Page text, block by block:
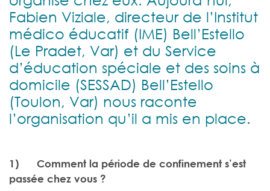
Fabien Viziale, directeur de l’Institut
médico éducatif (IME) Bell’Estello
(Le Pradet, Var) et du Service
d’éducation spéciale et des soins à
domicile (SESSAD) Bell’Estello
(Toulon, Var) nous raconte
l’organisation qu’il a mis en place.
1) Comment la période de confinement s’est
passée chez vous ?